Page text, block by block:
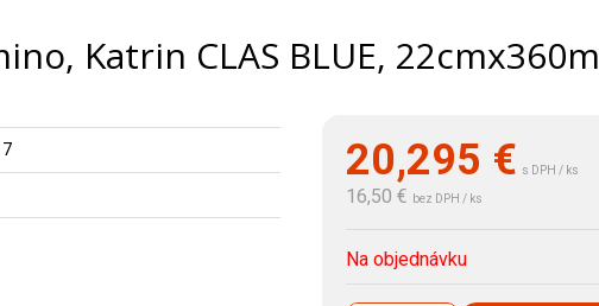
Katrin CLAS BLUE, 22cmx360m
20,295 € s DPH / ks
16,50 € bez DPH / ks
Na objednávku